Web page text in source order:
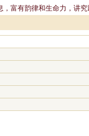
富有韵律和生命力，讲